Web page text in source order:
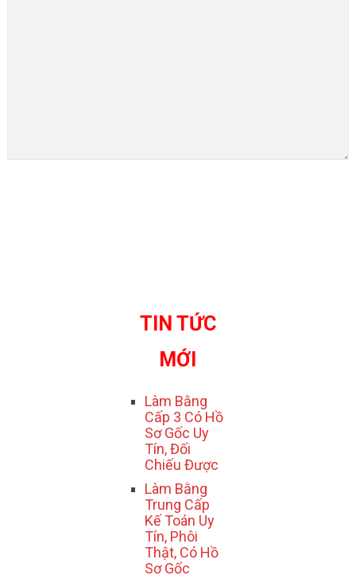
TIN TỨC
MỚI
Làm Bằng
Cấp 3 Có Hồ
Sơ Gốc Uy
Tín, Đối
Chiếu Được
Làm Bằng
Trung Cấp
Kế Toán Uy
Tín, Phôi
Thật, Có Hồ
Sơ Gốc